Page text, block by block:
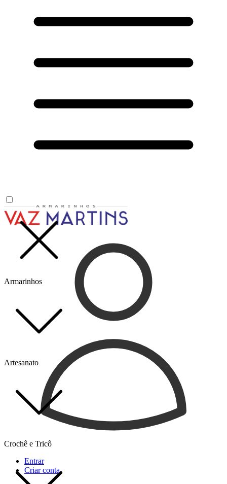
Armarinhos
Artesanato
Crochê e Tricô
Entrar
Criar conta